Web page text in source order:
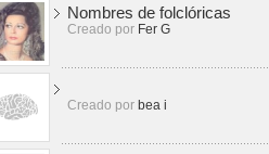
Nombres de folclóricas
Creado por Fer G
Creado por bea i